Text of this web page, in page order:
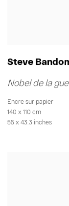
Steve
Nobel de la
Encre sur papier
140 x 110 cm
55 x 43.3 inches